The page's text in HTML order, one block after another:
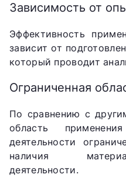
Зависимость от
Эффективность
зависит от
который проводит
Ограниченная
По сравнению с
область
деятельности
наличия
деятельности.